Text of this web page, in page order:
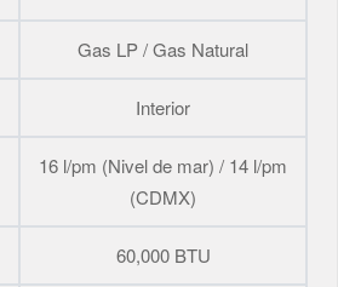
Gas LP / Gas Natural
Interior
16 l/pm (Nivel de mar) / 14 l/pm
(CDMX)
60,000 BTU